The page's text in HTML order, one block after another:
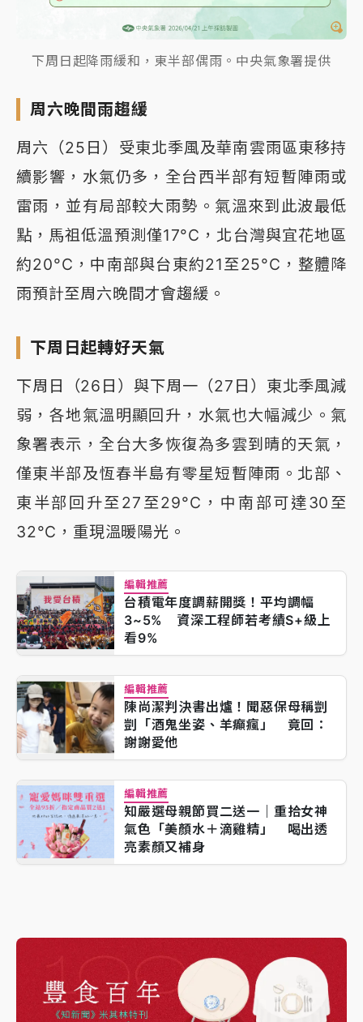
下周日起降雨緩和，東半部偶雨。中央氣象署提供
周六晚間雨趨緩
周六（25日）受東北季風及華南雲雨區東移持
續影響，水氣仍多，全台西半部有短暫陣雨或
雷雨，並有局部較大雨勢。氣溫來到此波最低
點，馬祖低溫預測僅17°C，北台灣與宜花地區
約20°C，中南部與台東約21至25°C，整體降
雨預計至周六晚間才會趨緩。
下周日起轉好天氣
下周日（26日）與下周一（27日）東北季風減
弱，各地氣溫明顯回升，水氣也大幅減少。氣
象署表示，全台大多恢復為多雲到晴的天氣，
僅東半部及恆春半島有零星短暫陣雨。北部、
東半部回升至27至29°C，中南部可達30至
32°C，重現溫暖陽光。
編輯推薦
台積電年度調薪開獎！平均調幅
3~5% 資深工程師若考績S+級上
看9%
編輯推薦
陳尚潔判決書出爐！聞惡保母稱剴
剴「酒鬼坐姿、羊癲瘋」 竟回：
謝謝愛他
編輯推薦
知嚴選母親節買二送一｜重拾女神
氣色「美顏水＋滴雞精」 喝出透
亮素顏又補身